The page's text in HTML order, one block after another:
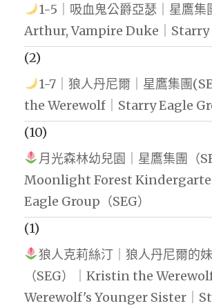
1-5｜吸血鬼公爵亞瑟｜星鷹集
Arthur, Vampire Duke｜Starry
(2)
1-7｜狼人丹尼爾｜星鷹集團
the Werewolf｜Starry Eagle
(10)
月光森林幼兒園｜星鷹集團（
Moonlight Forest
Eagle Group（SEG）
(1)
狼人克莉絲汀｜狼人丹尼爾的
（SEG）｜Kristin the
Werewolf's Younger Sister｜